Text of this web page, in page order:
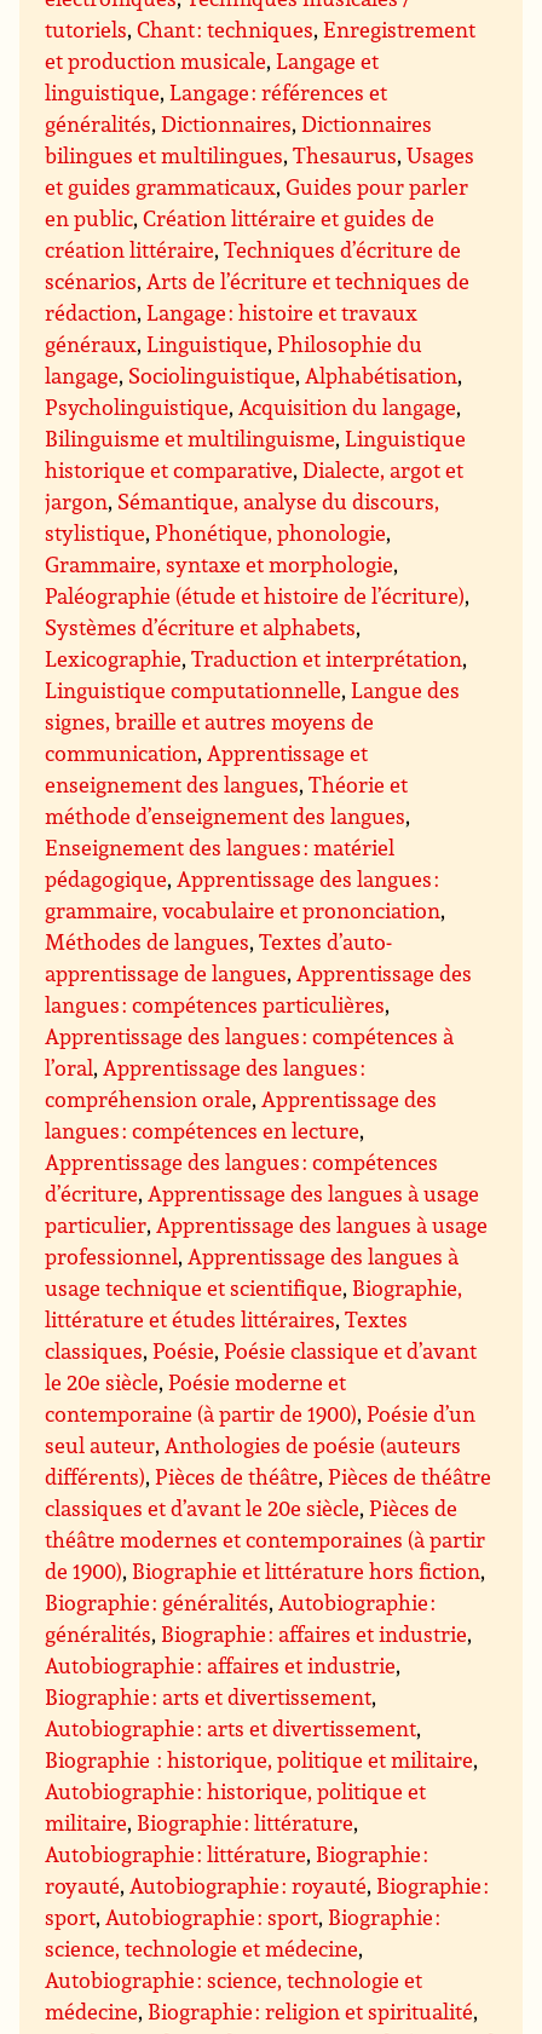
tutoriels,Chant : techniques,Enregistrement
et production musicale,Langage et
linguistique,Langage : références et
généralités,Dictionnaires,Dictionnaires
bilingues et multilingues,Thesaurus,Usages
et guides grammaticaux,Guides pour parler
en public,Création littéraire et guides de
création littéraire,Techniques d’écriture de
scénarios,Arts de l’écriture et techniques de
rédaction,Langage : histoire et travaux
généraux,Linguistique,Philosophie du
langage, Sociolinguistique,Alphabétisation,
Psycholinguistique,Acquisition du langage,
Bilinguisme et multilinguisme,Linguistique
historique et comparative,Dialecte, argot et
jargon, Sémantique, analyse du discours,
stylistique,Phonétique, phonologie,
Grammaire, syntaxe et morphologie,
Paléographie (étude et histoire de l’écriture),
Systèmes d’écriture et alphabets,
Lexicographie,Traduction et interprétation,
Linguistique computationnelle,Langue des
signes, braille et autres moyens de
communication,Apprentissage et
enseignement des langues,Théorie et
méthode d’enseignement des langues,
Enseignement des langues : matériel
pédagogique,Apprentissage des langues :
grammaire, vocabulaire et prononciation,
Méthodes de langues,Textes d’auto-
apprentissage de langues,Apprentissage des
langues : compétences particulières,
Apprentissage des langues : compétences à
l’oral,Apprentissage des langues :
compréhension orale,Apprentissage des
langues : compétences en lecture,
Apprentissage des langues : compétences
d’écriture,Apprentissage des langues à usage
particulier,Apprentissage des langues à usage
professionnel,Apprentissage des langues à
usage technique et scientifique, Biographie,
littérature et études littéraires,Textes
classiques,Poésie,Poésie classique et d’avant
le 20e siècle,Poésie moderne et
contemporaine (à partir de 1900),Poésie d’un
seul auteur,Anthologies de poésie (auteurs
différents),Pièces de théâtre,Pièces de théâtre
classiques et d’avant le 20e siècle,Pièces de
théâtre modernes et contemporaines (à partir
de 1900), Biographie et littérature hors fiction,
Biographie : généralités,Autobiographie :
généralités, Biographie : affaires et industrie,
Autobiographie : affaires et industrie,
Biographie : arts et divertissement,
Autobiographie : arts et divertissement,
Biographie : historique, politique et militaire,
Autobiographie : historique, politique et
militaire, Biographie : littérature,
Autobiographie : littérature, Biographie :
royauté,Autobiographie : royauté, Biographie :
sport,Autobiographie : sport, Biographie :
science, technologie et médecine,
Autobiographie : science, technologie et
médecine, Biographie : religion et spiritualité,